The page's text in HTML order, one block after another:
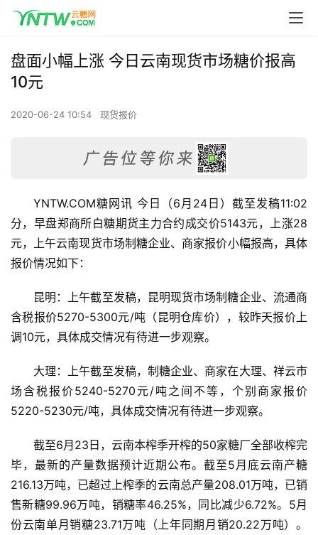
首
页
盘面小幅上涨 今日云南现货市场糖价报高
10元
2020-06-24 10:54 现货报价
YNTW.COM糖网讯 今日（6月24日）截至发稿11:02
分，早盘郑商所白糖期货主力合约成交价5143元，上涨28
元，上午云南现货市场制糖企业、商家报价小幅报高，具体
报价情况如下：
昆明：上午截至发稿，昆明现货市场制糖企业、流通商
含税报价5270-5300元/吨（昆明仓库价），较昨天报价上
调10元，具体成交情况有待进一步观察。
大理：上午截至发稿，制糖企业、商家在大理、祥云市
场含税报价5240-5270元/吨之间不等，个别商家报价
5220-5230元/吨，具体成交情况有待进一步观察。
截至6月23日，云南本榨季开榨的50家糖厂全部收榨完
毕，最新的产量数据预计近期公布。截至5月底云南产糖
216.13万吨，已超过上榨季的云南总产量208.01万吨，已销
售新糖99.96万吨，销糖率46.25%，同比减少6.72%。5月
份云南单月销糖23.71万吨（上年同期月销20.22万吨）。